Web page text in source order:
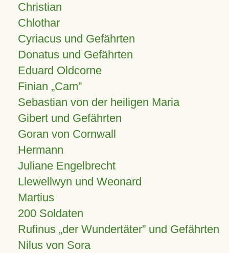
Christian
Chlothar
Cyriacus und Gefährten
Donatus und Gefährten
Eduard Oldcorne
Finian Cam
Sebastian von der heiligen Maria
Gibert und Gefährten
Goran von Cornwall
Hermann
Juliane Engelbrecht
Llewellwyn und Weonard
Martius
200 Soldaten
Rufinus „der Wundertäter” und Gefährten
Nilus von Sora